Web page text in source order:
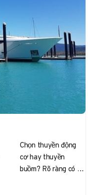
Chọn thuyền động
cơ hay thuyền
buồm? Rõ ràng có sự